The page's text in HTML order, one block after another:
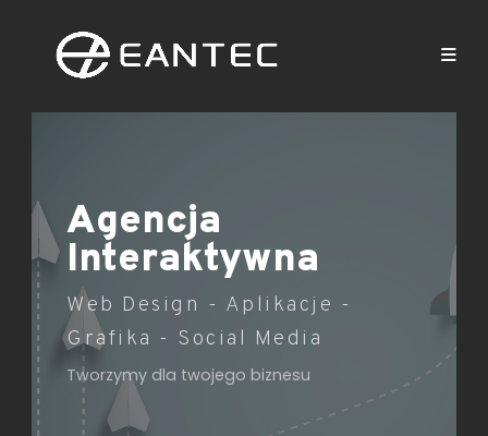
Agencja
Interaktywna
Web Design - Aplikacje -
Grafika - Social Media
Tworzymy dla twojego biznesu